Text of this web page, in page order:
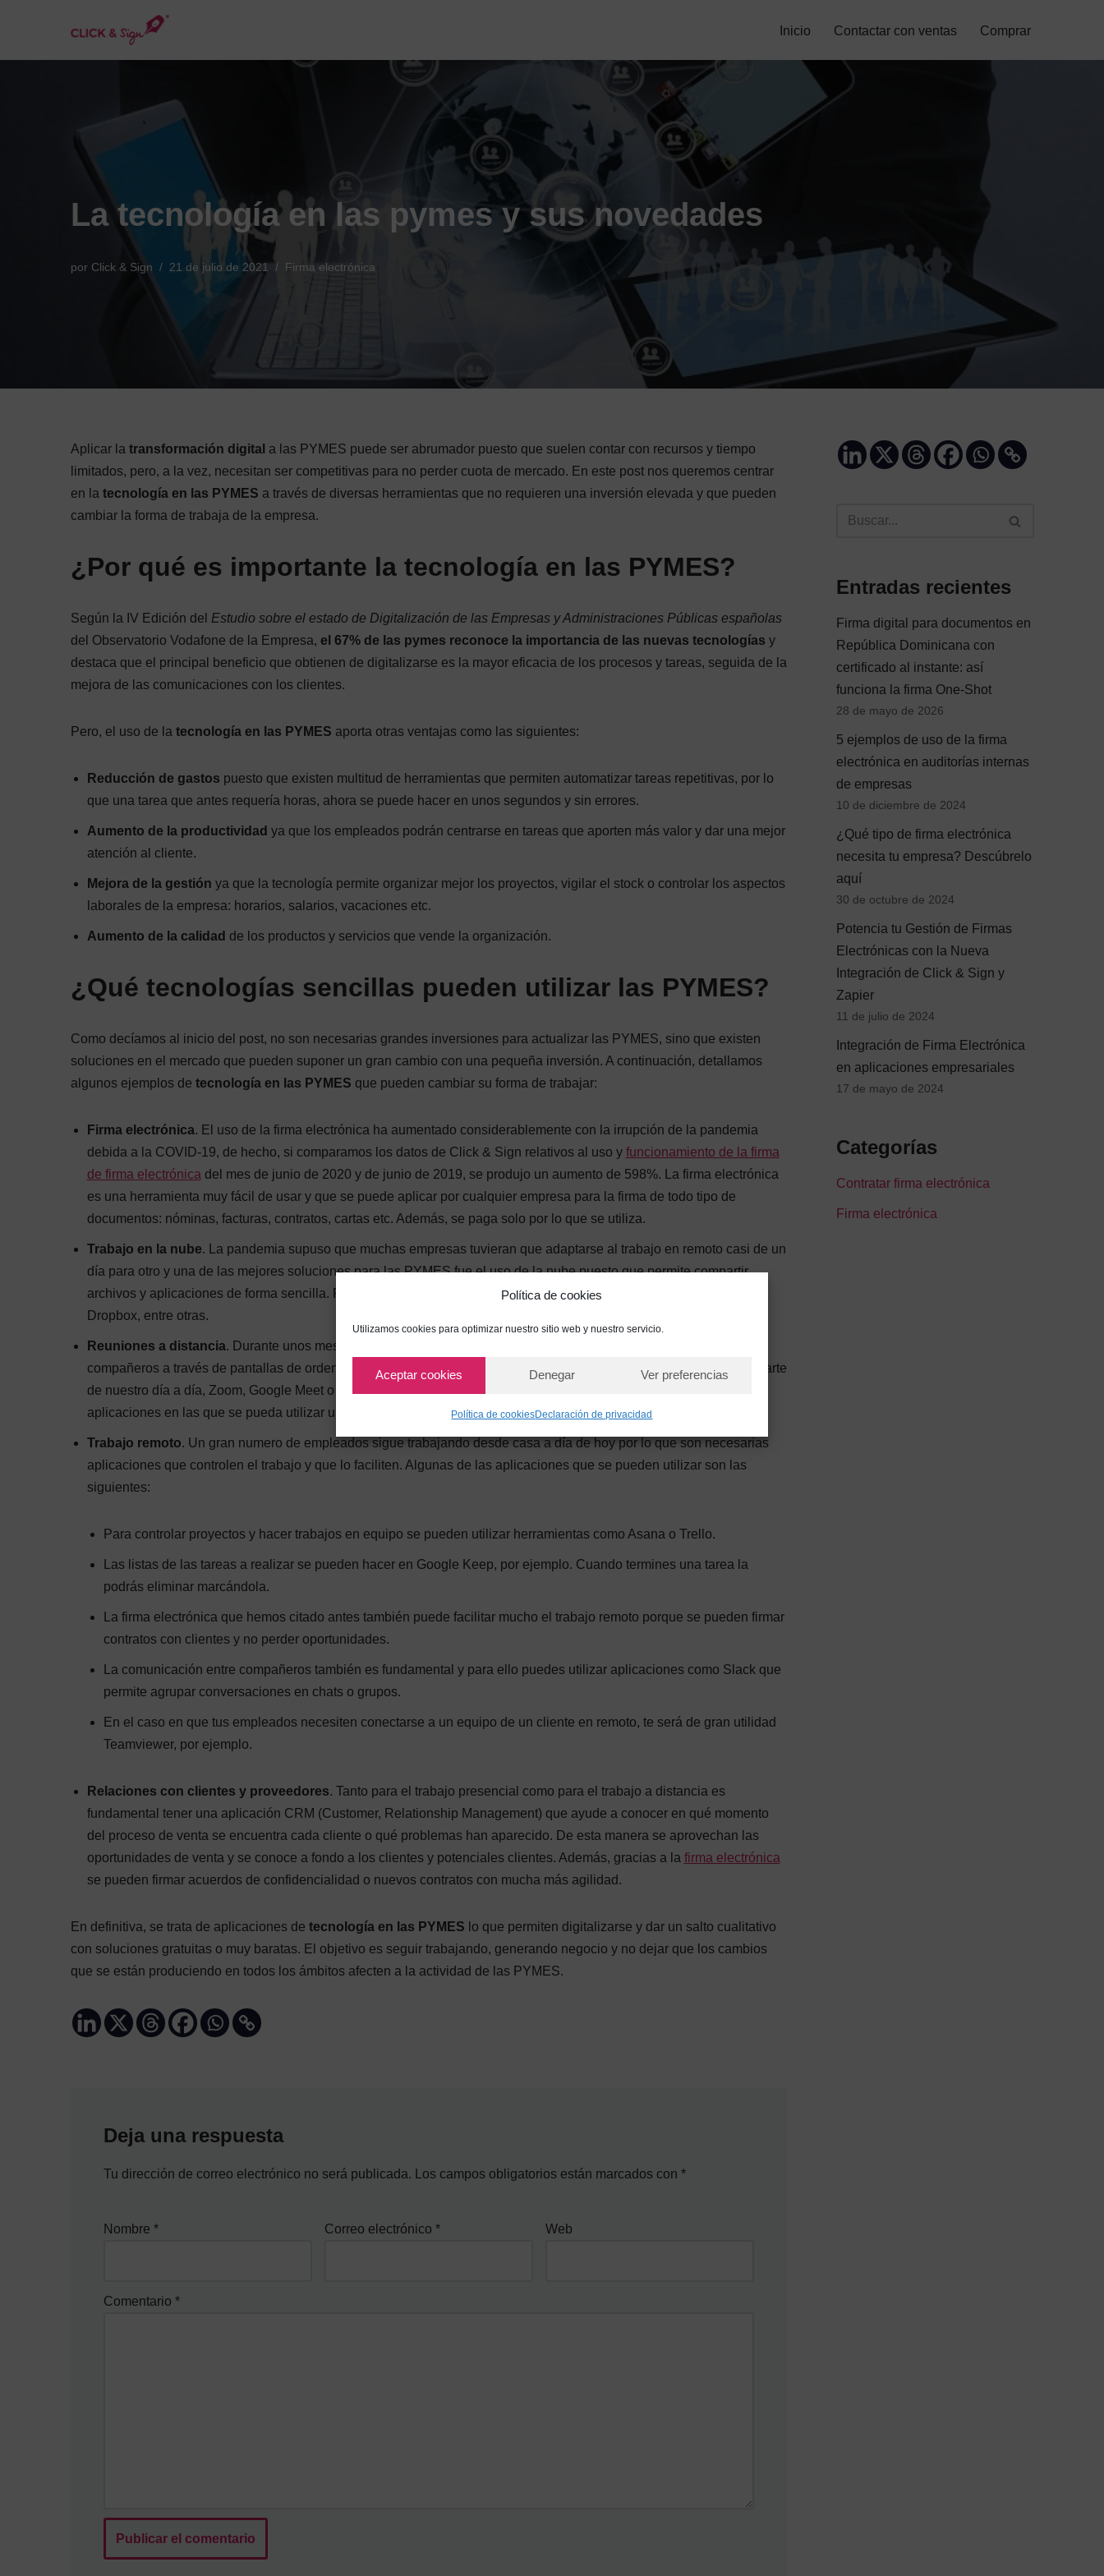
Política de cookies
Utilizamos cookies para optimizar nuestro sitio web y nuestro servicio.
Aceptar cookies Denegar Ver preferencias
Política de cookiesDeclaración de privacidad
Inicio Contactar con ventas Comprar
La tecnología en las pymes y sus novedades
por Click & Sign 21 de julio de 2021 Firma electrónica
Aplicar la transformación digital a las PYMES puede ser abrumador puesto que suelen contar con recursos y tiempo
limitados, pero, a la vez, necesitan ser competitivas para no perder cuota de mercado. En este post nos queremos centrar
en la tecnología en las PYMES a través de diversas herramientas que no requieren una inversión elevada y que pueden
cambiar la forma de trabaja de la empresa.
¿Por qué es importante la tecnología en las PYMES?
Según la IV Edición del Estudio sobre el estado de Digitalización de las Empresas y Administraciones Públicas españolas
del Observatorio Vodafone de la Empresa, el 67% de las pymes reconoce la importancia de las nuevas tecnologías y
destaca que el principal beneficio que obtienen de digitalizarse es la mayor eficacia de los procesos y tareas, seguida de la
mejora de las comunicaciones con los clientes.
Pero, el uso de la tecnología en las PYMES aporta otras ventajas como las siguientes:
Reducción de gastos puesto que existen multitud de herramientas que permiten automatizar tareas repetitivas, por lo
que una tarea que antes requería horas, ahora se puede hacer en unos segundos y sin errores.
Aumento de la productividad ya que los empleados podrán centrarse en tareas que aporten más valor y dar una mejor
atención al cliente.
Mejora de la gestión ya que la tecnología permite organizar mejor los proyectos, vigilar el stock o controlar los aspectos
laborales de la empresa: horarios, salarios, vacaciones etc.
Aumento de la calidad de los productos y servicios que vende la organización.
¿Qué tecnologías sencillas pueden utilizar las PYMES?
Como decíamos al inicio del post, no son necesarias grandes inversiones para actualizar las PYMES, sino que existen
soluciones en el mercado que pueden suponer un gran cambio con una pequeña inversión. A continuación, detallamos
algunos ejemplos de tecnología en las PYMES que pueden cambiar su forma de trabajar:
Firma electrónica. El uso de la firma electrónica ha aumentado considerablemente con la irrupción de la pandemia
debida a la COVID-19, de hecho, si comparamos los datos de Click & Sign relativos al uso y funcionamiento de la firma
de firma electrónica del mes de junio de 2020 y de junio de 2019, se produjo un aumento de 598%. La firma electrónica
es una herramienta muy fácil de usar y que se puede aplicar por cualquier empresa para la firma de todo tipo de
documentos: nóminas, facturas, contratos, cartas etc. Además, se paga solo por lo que se utiliza.
Trabajo en la nube. La pandemia supuso que muchas empresas tuvieran que adaptarse al trabajo en remoto casi de un
día para otro y una de las mejores soluciones para las PYMES fue el uso de la nube puesto que permite compartir
archivos y aplicaciones de forma sencilla. Para trabajar en la nube puedes utilizar herramientas como Google Drive o
Dropbox, entre otras.
Reuniones a distancia. Durante unos meses muchos empleados y directivos de empresas solo vieron a sus
compañeros a través de pantallas de ordenador o de móvil y las aplicaciones para reuniones a distancia ya forman parte
de nuestro día a día, Zoom, Google Meet o Skype, se encuentran entre las más usadas. Es importante utilizar
aplicaciones en las que se pueda utilizar un chat durante la reunión y compartir documentos con todos los asistentes.
Trabajo remoto. Un gran numero de empleados sigue trabajando desde casa a día de hoy por lo que son necesarias
aplicaciones que controlen el trabajo y que lo faciliten. Algunas de las aplicaciones que se pueden utilizar son las
siguientes:
Para controlar proyectos y hacer trabajos en equipo se pueden utilizar herramientas como Asana o Trello.
Las listas de las tareas a realizar se pueden hacer en Google Keep, por ejemplo. Cuando termines una tarea la
podrás eliminar marcándola.
La firma electrónica que hemos citado antes también puede facilitar mucho el trabajo remoto porque se pueden firmar
contratos con clientes y no perder oportunidades.
La comunicación entre compañeros también es fundamental y para ello puedes utilizar aplicaciones como Slack que
permite agrupar conversaciones en chats o grupos.
En el caso en que tus empleados necesiten conectarse a un equipo de un cliente en remoto, te será de gran utilidad
Teamviewer, por ejemplo.
Relaciones con clientes y proveedores. Tanto para el trabajo presencial como para el trabajo a distancia es
fundamental tener una aplicación CRM (Customer, Relationship Management) que ayude a conocer en qué momento
del proceso de venta se encuentra cada cliente o qué problemas han aparecido. De esta manera se aprovechan las
oportunidades de venta y se conoce a fondo a los clientes y potenciales clientes. Además, gracias a la firma electrónica
se pueden firmar acuerdos de confidencialidad o nuevos contratos con mucha más agilidad.
En definitiva, se trata de aplicaciones de tecnología en las PYMES lo que permiten digitalizarse y dar un salto cualitativo
con soluciones gratuitas o muy baratas. El objetivo es seguir trabajando, generando negocio y no dejar que los cambios
que se están produciendo en todos los ámbitos afecten a la actividad de las PYMES.
Deja una respuesta
Tu dirección de correo electrónico no será publicada. Los campos obligatorios están marcados con *
Nombre * Correo electrónico * Web
Comentario *
Entradas recientes
Firma digital para documentos en
República Dominicana con
certificado al instante: así
funciona la firma One-Shot
28 de mayo de 2026
5 ejemplos de uso de la firma
electrónica en auditorías internas
de empresas
10 de diciembre de 2024
¿Qué tipo de firma electrónica
necesita tu empresa? Descúbrelo
aquí
30 de octubre de 2024
Potencia tu Gestión de Firmas
Electrónicas con la Nueva
Integración de Click & Sign y
Zapier
11 de julio de 2024
Integración de Firma Electrónica
en aplicaciones empresariales
17 de mayo de 2024
Categorías
Contratar firma electrónica
Firma electrónica